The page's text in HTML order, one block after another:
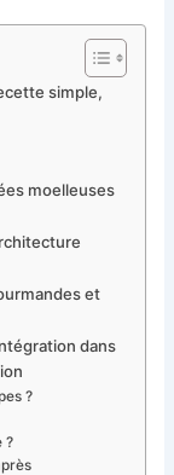
simple,
moelleuses
et
dans
?
?